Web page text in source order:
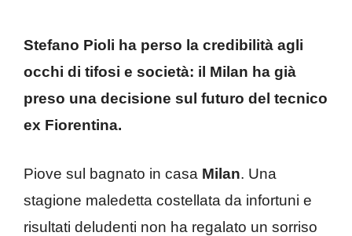
Stefano Pioli ha perso la credibilità agli
occhi di tifosi e società: il Milan ha già
preso una decisione sul futuro del tecnico
ex Fiorentina.
Piove sul bagnato in casa Milan. Una
stagione maledetta costellata da infortuni e
risultati deludenti non ha regalato un sorriso